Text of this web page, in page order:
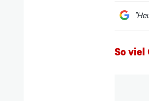
So viel